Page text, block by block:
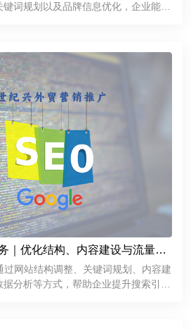
词规划以及品牌信息优化，企业能够
｜优化结构、内容建设与流量增
网站结构调整、关键词规划、内容建
分析等方式，帮助企业提升搜索引擎